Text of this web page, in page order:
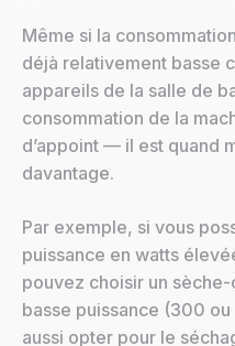
Même si la
déjà relativement basse
appareils de la salle de
consommation de la
d’appoint — il est quand
davantage.
Par exemple, si vous
puissance en watts
pouvez choisir un
basse puissance (300
aussi opter pour le